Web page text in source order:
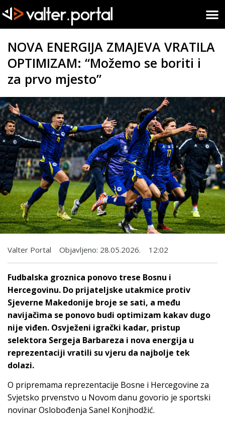
NOVA ENERGIJA ZMAJEVA VRATILA
OPTIMIZAM: “Možemo se boriti i
za prvo mjesto”
Valter Portal Objavljeno: 28.05.2026. 12:02
Fudbalska groznica ponovo trese Bosnu i
Hercegovinu. Do prijateljske utakmice protiv
Sjeverne Makedonije broje se sati, a među
navijačima se ponovo budi optimizam kakav dugo
nije viđen. Osvježeni igrački kadar, pristup
selektora Sergeja Barbareza i nova energija u
reprezentaciji vratili su vjeru da najbolje tek
dolazi.
O pripremama reprezentacije Bosne i Hercegovine za
Svjetsko prvenstvo u Novom danu govorio je sportski
novinar Oslobođenja Sanel Konjhodžić.